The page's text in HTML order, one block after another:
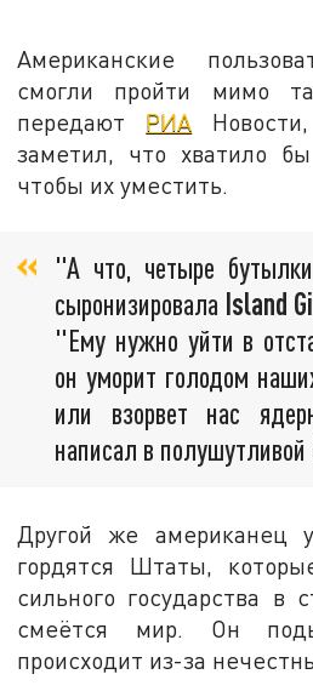
Американские
смогли пройти мимо
передают РИА
заметил, что хватило
чтобы их уместить.
"А что, четыре
сыронизировала Island
"Ему нужно уйти в
он уморит голодом
или взорвет нас
написал в
Другой же американец
гордятся Штаты,
сильного государства в
смеётся мир. Он
происходит из-за